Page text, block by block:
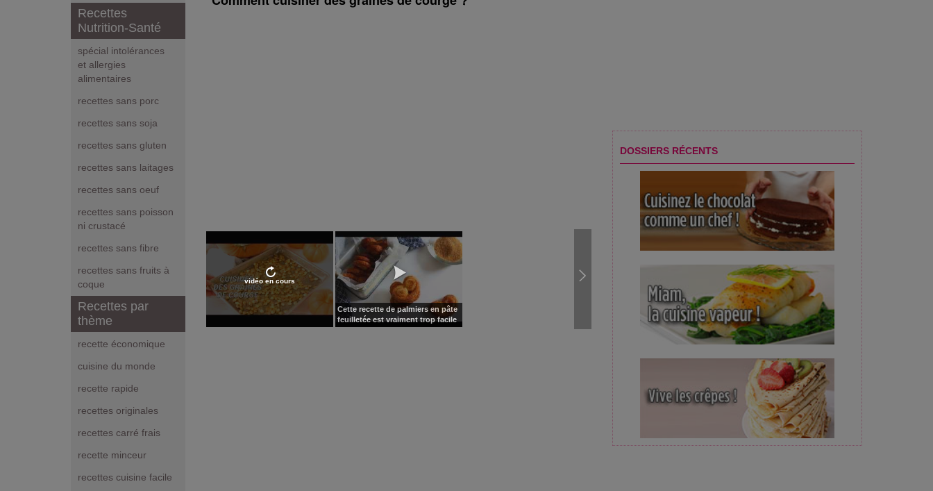
Recettes
Nutrition-Santé
spécial intolérances
et allergies
alimentaires
recettes sans porc
recettes sans soja
recettes sans gluten
recettes sans laitages
recettes sans oeuf
recettes sans poisson
ni crustacé
recettes sans fibre
recettes sans fruits à
coque
Recettes par
thème
recette économique
cuisine du monde
recette rapide
recettes originales
recettes carré frais
recette minceur
recettes cuisine facile
vidéo en cours
Cette recette de palmiers en pâte
feuilletée est vraiment trop facile
DOSSIERS RÉCENTS